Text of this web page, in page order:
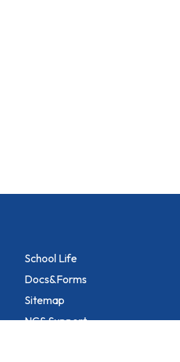
School Life
Docs&Forms
Sitemap
NCS Support